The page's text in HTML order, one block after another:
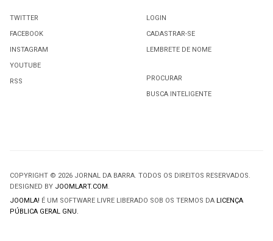
TWITTER
FACEBOOK
INSTAGRAM
YOUTUBE
RSS
LOGIN
CADASTRAR-SE
LEMBRETE DE NOME
PROCURAR
BUSCA INTELIGENTE
COPYRIGHT © 2026 JORNAL DA BARRA. TODOS OS DIREITOS RESERVADOS.
DESIGNED BY JOOMLART.COM.
JOOMLA! É UM SOFTWARE LIVRE LIBERADO SOB OS TERMOS DA LICENÇA
PÚBLICA GERAL GNU.